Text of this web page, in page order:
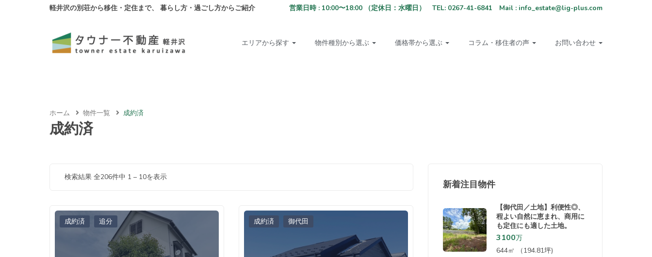
軽井沢の別荘から移住・定住まで、 暮らし方・過ごし方からご紹介 営業日時 : 10:00〜18:00 （定休日：水曜日） TEL: 0267-41-6841 Mail : info_estate@lig-plus.com
エリアから探す 物件種別から選ぶ 価格帯から選ぶ コラム・移住者の声 お問い合わせ
ホーム 物件一覧 成約済
成約済
検索結果 全206件中 1 – 10を表示
成約済 追分 成約済 御代田
新着注目物件
【御代田／土地】利便性◎、
程よい自然に恵まれ、商用に
も定住にも適した土地。
3100万
644㎡ （194.81坪)